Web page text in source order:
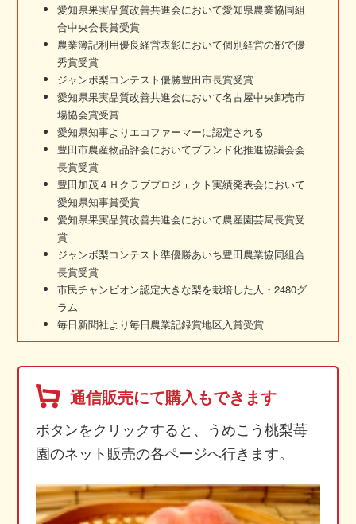
愛知県果実品質改善共進会において愛知県農業協同組
合中央会長賞受賞
農業簿記利用優良経営表彰において個別経営の部で優
秀賞受賞
ジャンボ梨コンテスト優勝豊田市長賞受賞
愛知県果実品質改善共進会において名古屋中央卸売市
場協会賞受賞
愛知県知事よりエコファーマーに認定される
豊田市農産物品評会においてブランド化推進協議会会
長賞受賞
豊田加茂４Ｈクラブプロジェクト実績発表会において
愛知県知事賞受賞
愛知県果実品質改善共進会において農産園芸局長賞受
賞
ジャンボ梨コンテスト準優勝あいち豊田農業協同組合
長賞受賞
市民チャンピオン認定大きな梨を栽培した人・2480グ
ラム
毎日新聞社より毎日農業記録賞地区入賞受賞
通信販売にて購入もできます
ボタンをクリックすると、うめこう桃梨苺
園のネット販売の各ページへ行きます。